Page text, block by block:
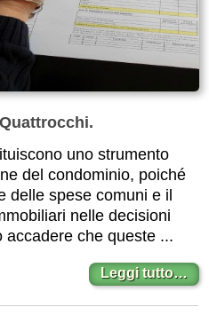
uno strumento
del condominio, poiché
delle spese comuni e il
nelle decisioni
accadere che queste ...
Leggi tutto…